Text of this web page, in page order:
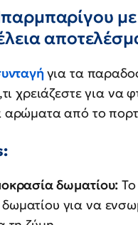
με
για τα
χρειάζεστε για
αρώματα από το
δωματίου:
για να